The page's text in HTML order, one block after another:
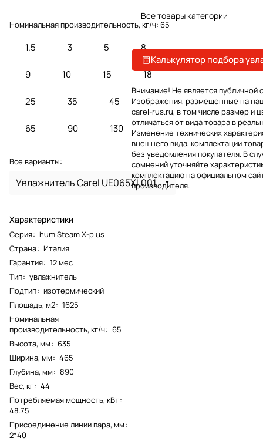
Номинальная производительность, кг/ч: 65
1.5 3 5 8
9 10 15 18
25 35 45
65 90 130
Все варианты:
Увлажнитель Carel UE065XL001
Характеристики
Серия: humiSteam X-plus
Страна: Италия
Гарантия: 12 мес
Тип: увлажнитель
Подтип: изотермический
Площадь, м2: 1625
Номинальная
производительность, кг/ч: 65
Высота, мм: 635
Ширина, мм: 465
Глубина, мм: 890
Вес, кг: 44
Потребляемая мощность, кВт:
48.75
Присоединение линии пара, мм:
2*40
Все товары категории
Калькулятор подбора
Внимание! Не является публичной
Изображения, размещенные на
carel-rus.ru, в том числе размер и
отличаться от вида товара в
Изменение технических
внешнего вида, комплектации
без уведомления покупателя. В
сомнений уточняйте
комплектацию на официальном
производителя.